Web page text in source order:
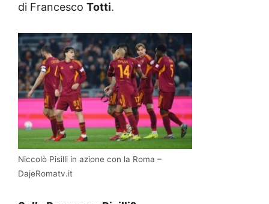
di Francesco Totti.
Niccolò Pisilli in azione con la Roma –
DajeRomatv.it